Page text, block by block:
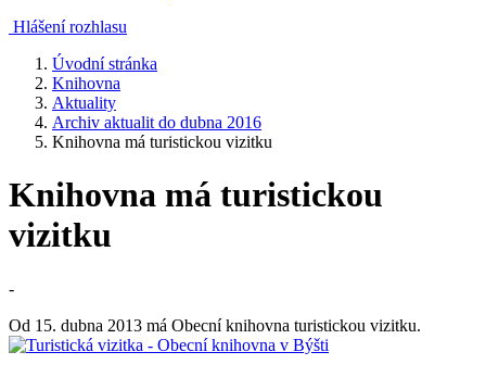
Hlášení rozhlasu
Úvodní stránka
Knihovna
Aktuality
Archiv aktualit do dubna 2016
Knihovna má turistickou vizitku
Knihovna má turistickou
vizitku
-
Od 15. dubna 2013 má Obecní knihovna turistickou vizitku.